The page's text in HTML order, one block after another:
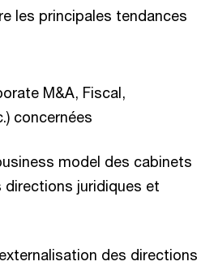
les principales tendances
M&A, Fiscal,
concernées
model des cabinets
directions juridiques et
des directions